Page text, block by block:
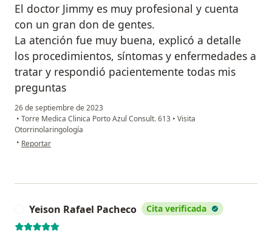
El doctor Jimmy es muy profesional y cuenta
con un gran don de gentes.
La atención fue muy buena, explicó a detalle
los procedimientos, síntomas y enfermedades a
tratar y respondió pacientemente todas mis
preguntas
26 de septiembre de 2023
• Torre Medica Clinica Porto Azul Consult. 613 • Visita
Otorrinolaringología
• en opinión del usuario Paula Rojas
Reportar
Yeison Rafael Pacheco Cita verificada